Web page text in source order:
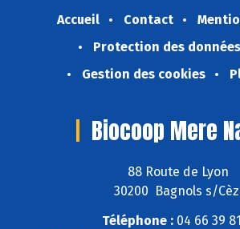
Accueil Contact
Protection des données
Gestion des cookies
Biocoop Mere
88 Route de Lyon
30200 Bagnols s/
Téléphone :04 66 39